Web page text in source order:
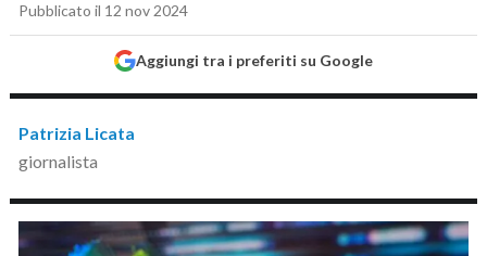
Pubblicato il 12 nov 2024
Aggiungi tra i preferiti su Google
Patrizia Licata
giornalista